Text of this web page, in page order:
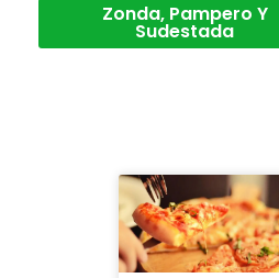
Zonda, Pampero Y
Sudestada